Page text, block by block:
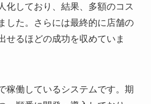
化しており、結果、多額のコス
した。さらには最終的に店舗の
せるほどの成功を収めていま
稼働しているシステムです。期